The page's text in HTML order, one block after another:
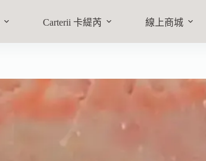
Carterii 卡緹芮 線上商城